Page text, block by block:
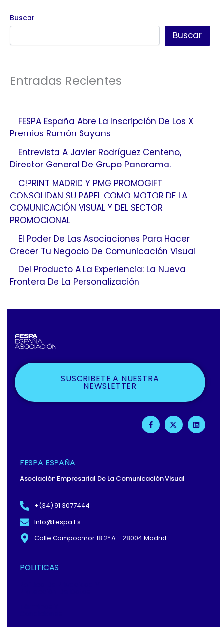
Buscar
Buscar
Entradas Recientes
FESPA España Abre La Inscripción De Los X
Premios Ramón Sayans
Entrevista A Javier Rodríguez Centeno,
Director General De Grupo Panorama.
C!PRINT MADRID Y PMG PROMOGIFT
CONSOLIDAN SU PAPEL COMO MOTOR DE LA
COMUNICACIÓN VISUAL Y DEL SECTOR
PROMOCIONAL
El Poder De Las Asociaciones Para Hacer
Crecer Tu Negocio De Comunicación Visual
Del Producto A La Experiencia: La Nueva
Frontera De La Personalización
SUSCRIBETE A NUESTRA
NEWSLETTER
F
A
C
F
X
-
T
L
I
N
FESPA ESPAÑA
Asociación Empresarial De La Comunicación Visual
+(34) 91 3077444
Info@fespa.es
Calle Campoamor 18 2º A - 28004 Madrid
POLITICAS